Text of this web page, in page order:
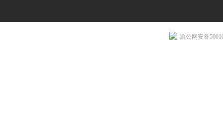
渝公网安备